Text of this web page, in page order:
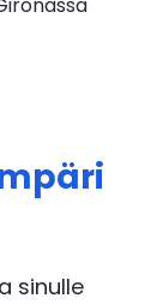
sinulle